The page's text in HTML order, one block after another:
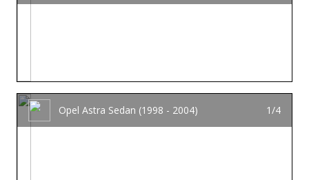
Opel Astra Sedan (1998 - 2004) 1/4